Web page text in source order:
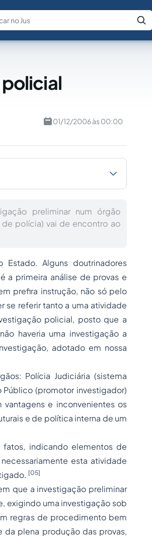
Fale com a IA Buscar no Jus
01/12/2006 às 00:00
preliminar num órgão
polícia) vai de encontro ao
Alguns doutrinadores
a primeira análise de provas e
prefira instrução, não só pelo
se referir tanto a uma atividade
policial, posto que a
haveria uma investigação a
adotado em nossa
Polícia Judiciária (sistema
Público (promotor investigador)
e inconvenientes os
e de política interna de um
fatos, indicando elementos de
esta atividade
[05]
que a investigação preliminar
exigindo uma investigação sob
regras de procedimento bem
da plena produção das provas,